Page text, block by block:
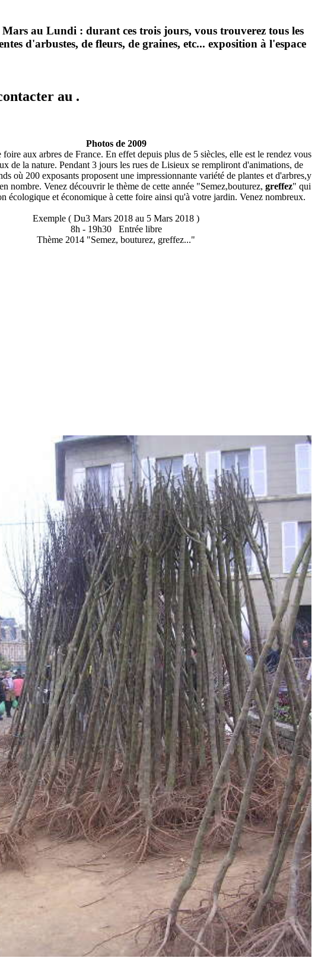
au Lundi : durant ces trois jours, vous trouverez tous les
d'arbustes, de fleurs, de graines, etc... exposition à l'espace
au .
Photos de 2009
foire aux arbres de France. En effet depuis plus de 5 siècles, elle est le rendez vous
de la nature. Pendant 3 jours les rues de Lisieux se rempliront d'animations, de
où 200 exposants proposent une impressionnante variété de plantes et d'arbres,y
nombre. Venez découvrir le thème de cette année "Semez,bouturez, greffez" qui
écologique et économique à cette foire ainsi qu'à votre jardin. Venez nombreux.
Exemple ( Du3 Mars 2018 au 5 Mars 2018 )
8h - 19h30 Entrée libre
Thème 2014 "Semez, bouturez, greffez..."